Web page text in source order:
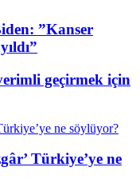
”Kanser
geçirmek için
Türkiye’ye ne